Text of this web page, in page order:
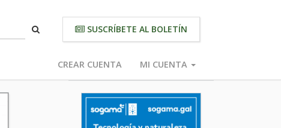
SUSCRÍBETE AL BOLETÍN
CREAR CUENTA MI CUENTA